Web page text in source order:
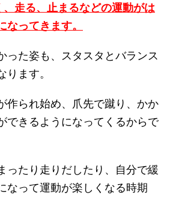
走る、止まるなどの運動がは
なってきます。
った姿も、スタスタとバランス
ります。
作られ始め、爪先で蹴り、かか
できるようになってくるからで
ったり走りだしたり、自分で緩
なって運動が楽しくなる時期